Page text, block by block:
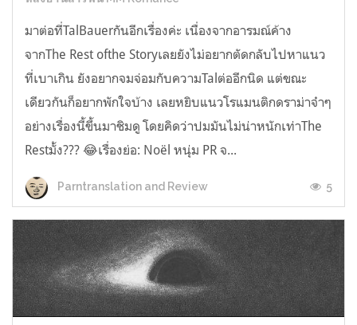
มาต่อที่TalBauerกันอีกเรื่องค่ะ เนื่องจากอารมณ์ค้าง
จากThe Rest ofthe Storyเลยยังไม่อยากตัดกลับไปหาแนว
ที่เบาเกิน ยังอยากจมจ่อมกับความTalต่ออีกนิด แต่ขณะ
เดียวกันก็อยากพักใจบ้าง เลยหยิบแนวโรแมนติกดราม่าจ๋าๆ
อย่างเรื่องนี้ขึ้นมาชิมดู โดยคิดว่าปมมันไม่น่าหนักเท่าThe
Restมั้ง??? 😂เรื่องย่อ: Noël หนุ่ม PR จ...
Parntranslation and Review 5